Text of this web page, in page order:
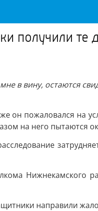
получили те
в вину, остаются
он пожаловался на
на него пытаются
Нижнекамского
направили